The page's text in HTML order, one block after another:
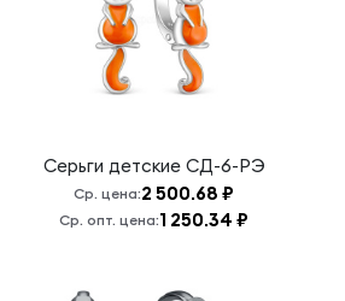
Серьги детские СД-6-РЭ
Ср. цена:2 500.68 ₽
Ср. опт. цена:1 250.34 ₽